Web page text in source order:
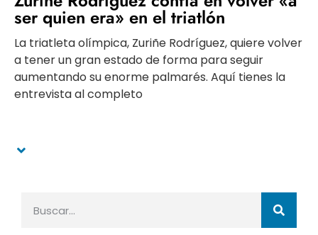
ser quien era» en el triatlón
La triatleta olímpica, Zuriñe Rodríguez, quiere volver
a tener un gran estado de forma para seguir
aumentando su enorme palmarés. Aquí tienes la
entrevista al completo